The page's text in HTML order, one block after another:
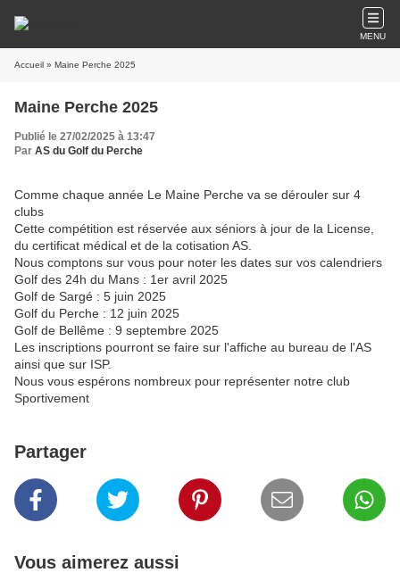
MENU
Accueil » Maine Perche 2025
Maine Perche 2025
Publié le 27/02/2025 à 13:47
Par AS du Golf du Perche
Comme chaque année Le Maine Perche va se dérouler sur 4
clubs
Cette compétition est réservée aux séniors à jour de la License,
du certificat médical et de la cotisation AS.
Nous comptons sur vous pour noter les dates sur vos calendriers
Golf des 24h du Mans : 1er avril 2025
Golf de Sargé : 5 juin 2025
Golf du Perche : 12 juin 2025
Golf de Bellême : 9 septembre 2025
Les inscriptions pourront se faire sur l'affiche au bureau de l'AS
ainsi que sur ISP.
Nous vous espérons nombreux pour représenter notre club
Sportivement
Partager
Vous aimerez aussi